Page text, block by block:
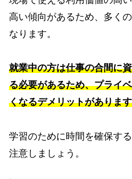
高い傾向があるため、多く
なります。
就業中の方は仕事の合間に
る必要があるため、プライ
くなるデメリットがありま
学習のために時間を確保す
注意しましょう。